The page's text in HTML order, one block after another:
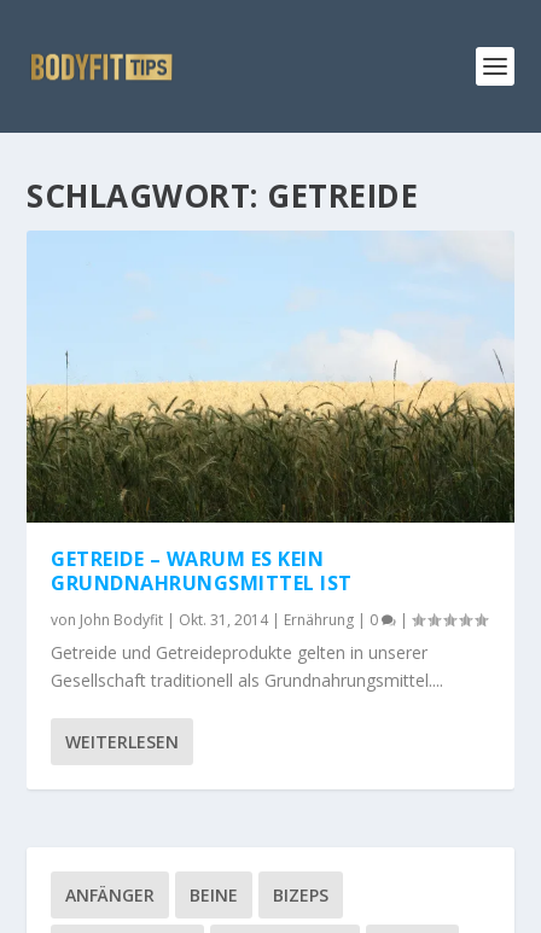
SCHLAGWORT: GETREIDE
GETREIDE – WARUM ES KEIN
GRUNDNAHRUNGSMITTEL IST
von John Bodyfit | Okt. 31, 2014| Ernährung | 0 |
Getreide und Getreideprodukte gelten in unserer
Gesellschaft traditionell als Grundnahrungsmittel....
WEITERLESEN
ANFÄNGER BEINE BIZEPS